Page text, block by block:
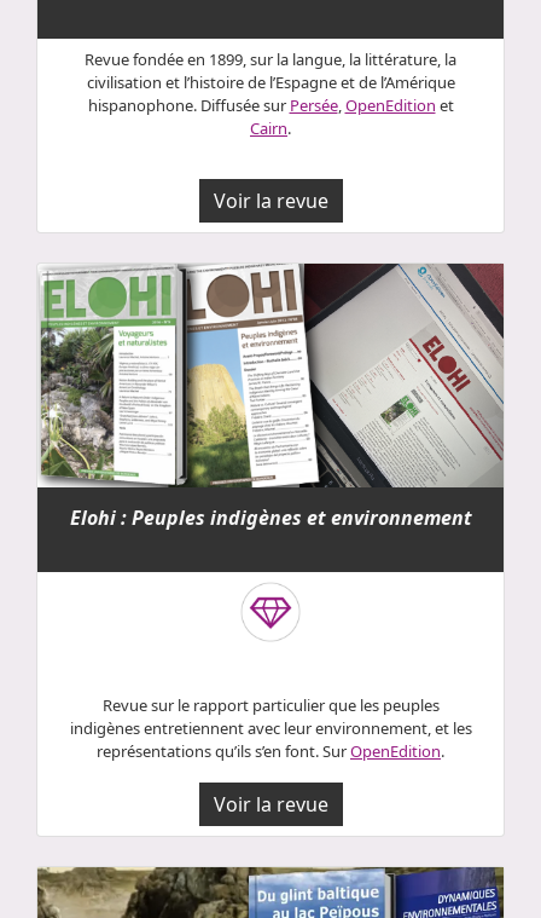
Revue fondée en 1899, sur la langue, la littérature, la
civilisation et l’histoire de l’Espagne et de l’Amérique
hispanophone. Diffusée sur Persée,OpenEdition et
Cairn.
Voir la revue
Elohi : Peuples indigènes et environnement
Revue sur le rapport particulier que les peuples
indigènes entretiennent avec leur environnement, et les
représentations qu’ils s’en font. SurOpenEdition.
Voir la revue